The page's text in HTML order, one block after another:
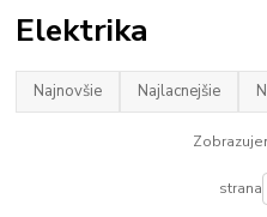
Elektrika
Najnovšie Najlacnejšie
strana